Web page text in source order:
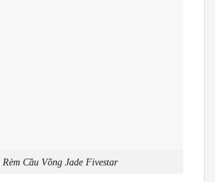
Rèm Cầu Vồng Jade Fivestar